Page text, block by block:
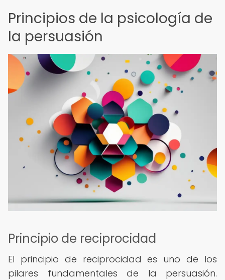
Principios de la psicología de
la persuasión
Principio de reciprocidad
El principio de reciprocidad es uno de los
pilares fundamentales de la persuasión.